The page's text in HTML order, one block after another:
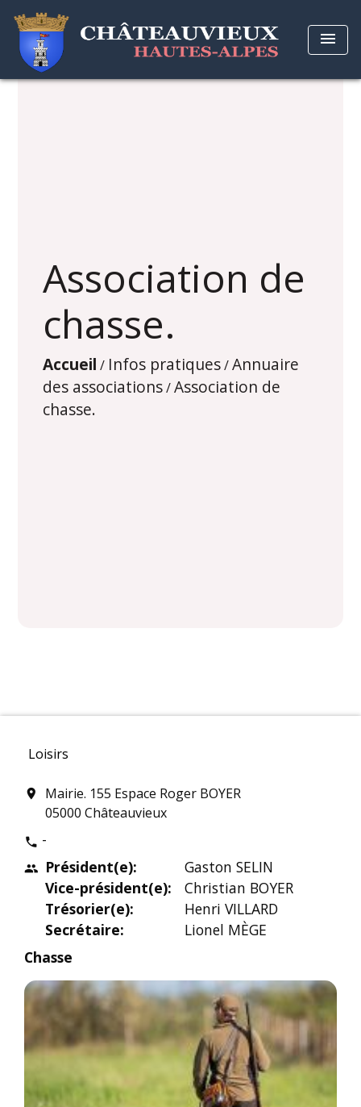
menu
Association de
chasse.
Accueil / Infos pratiques/Annuaire
des associations/Association de
chasse.
Loisirs
location_on
Mairie. 155 Espace Roger BOYER
05000 Châteauvieux
phone -
people
Président(e):
Vice-président(e):
Trésorier(e):
Secrétaire:
Gaston SELIN
Christian BOYER
Henri VILLARD
Lionel MÈGE
Chasse